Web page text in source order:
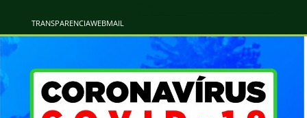
TRANSPARENCIAWEBMAIL